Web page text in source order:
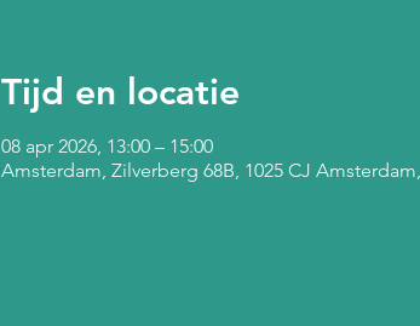
Tijd en locatie
08 apr 2026, 13:00 – 15:00
Amsterdam, Zilverberg 68B, 1025 CJ